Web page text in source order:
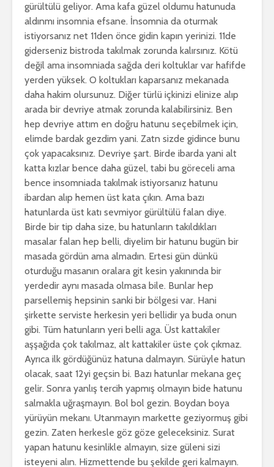
gürültülü geliyor. Ama kafa güzel oldumu hatunuda
aldınmı insomnia efsane. İnsomnia da oturmak
istiyorsanız net 11den önce gidin kapın yerinizi. 11de
giderseniz bistroda takılmak zorunda kalırsınız. Kötü
değil ama insomniada sağda deri koltuklar var hafifde
yerden yüksek. O koltukları kaparsanız mekanada
daha hakim olursunuz. Diğer türlü içkinizi elinize alıp
arada bir devriye atmak zorunda kalabilirsiniz. Ben
hep devriye attım en doğru hatunu seçebilmek için,
elimde bardak gezdim yani. Zatn sizde gidince bunu
çok yapacaksınız. Devriye şart. Birde ibarda yani alt
katta kızlar bence daha güzel, tabi bu göreceli ama
bence insomniada takılmak istiyorsanız hatunu
ibardan alıp hemen üst kata çıkın. Ama bazı
hatunlarda üst katı sevmiyor gürültülü falan diye.
Birde bir tip daha size, bu hatunların takıldıkları
masalar falan hep belli, diyelim bir hatunu bugün bir
masada gördün ama almadın. Ertesi gün dünkü
oturduğu masanın oralara git kesin yakınında bir
yerdedir aynı masada olmasa bile. Bunlar hep
parsellemiş hepsinin sanki bir bölgesi var. Hani
şirkette serviste herkesin yeri bellidir ya buda onun
gibi. Tüm hatunların yeri belli aga. Üst kattakiler
aşşağıda çok takılmaz, alt kattakiler üste çok çıkmaz.
Ayrıca ilk gördüğünüz hatuna dalmayın. Sürüyle hatun
olacak, saat 12yi geçsin bi. Bazı hatunlar mekana geç
gelir. Sonra yanlış tercih yapmış olmayın bide hatunu
salmakla uğraşmayın. Bol bol gezin. Boydan boya
yürüyün mekanı. Utanmayın markette geziyormuş gibi
gezin. Zaten herkesle göz göze geleceksiniz. Surat
yapan hatunu kesinlikle almayın, size güleni sizi
isteyeni alın. Hizmettende bu şekilde geri kalmayın.